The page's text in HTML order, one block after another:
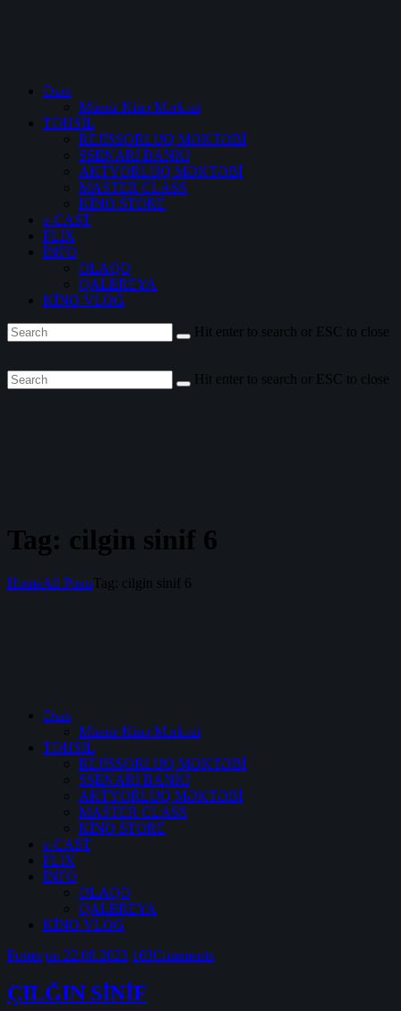
Əsas
Müasir Kino Mərkəzi
TƏHSİL
REJİSSORLUQ MƏKTƏBİ
SSENARİ BANKI
AKTYORLUQ MƏKTƏBİ
MASTER CLASS
KİNO STORE
e-CAST
FLIX
İNFO
ƏLAQƏ
QALEREYA
KİNO VLOG
Hit enter to search or ESC to close
Hit enter to search or ESC to close
Tag: cilgin sinif 6
HomeAll Posts Tag: cilgin sinif 6
Əsas
Müasir Kino Mərkəzi
TƏHSİL
REJİSSORLUQ MƏKTƏBİ
SSENARİ BANKI
AKTYORLUQ MƏKTƏBİ
MASTER CLASS
KİNO STORE
e-CAST
FLIX
İNFO
ƏLAQƏ
QALEREYA
KİNO VLOG
Poster on 22.08.2023 163Comments
ÇILĞIN SİNİF